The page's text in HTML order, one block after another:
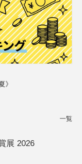
》
一覧
展 2026